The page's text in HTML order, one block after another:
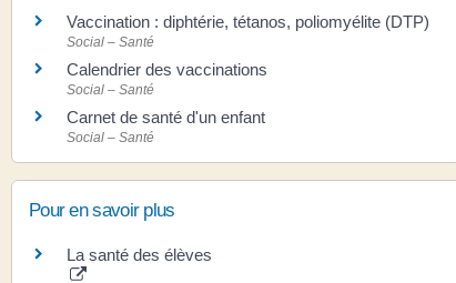
Vaccination : diphtérie, tétanos, poliomyélite (DTP)
Social – Santé
Calendrier des vaccinations
Social – Santé
Carnet de santé d'un enfant
Social – Santé
Pour en savoir plus
La santé des élèves